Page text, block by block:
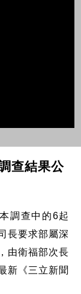
查結果公
調查中的6起
長要求部屬深
由衛福部次長
新《三立新聞